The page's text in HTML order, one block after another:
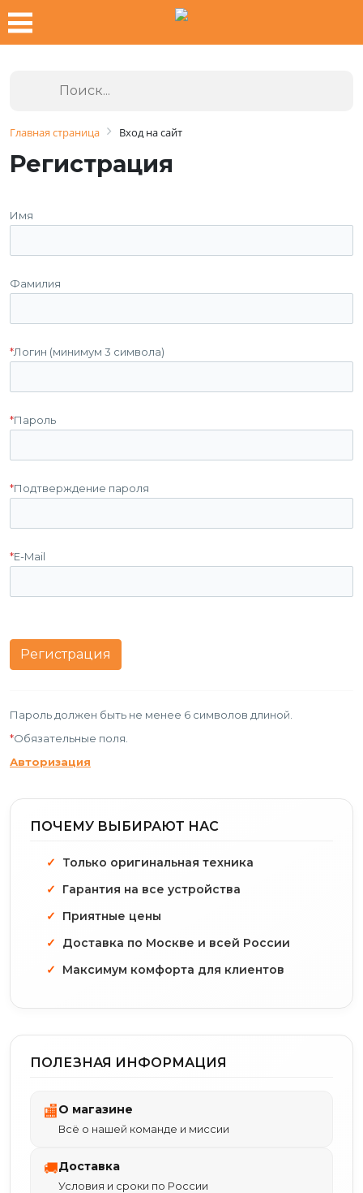
Главная страница Вход на сайт
Регистрация
Имя
Фамилия
*Логин (минимум 3 символа)
*Пароль
*Подтверждение пароля
*E-Mail
Пароль должен быть не менее 6 символов длиной.
*Обязательные поля.
Авторизация
ПОЧЕМУ ВЫБИРАЮТ НАС
Только оригинальная техника
Гарантия на все устройства
Приятные цены
Доставка по Москве и всей России
Максимум комфорта для клиентов
ПОЛЕЗНАЯ ИНФОРМАЦИЯ
🏬О магазине
Всё о нашей команде и миссии
🚚Доставка
Условия и сроки по России